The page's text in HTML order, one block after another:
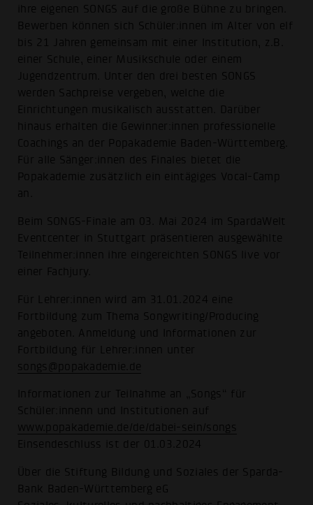
ihre eigenen SONGS auf die große Bühne zu bringen.
Bewerben können sich Schüler:innen im Alter von elf
bis 21 Jahren gemeinsam mit einer Institution, z.B.
einer Schule, einer Musikschule oder einem
Jugendzentrum. Unter den drei besten SONGS
werden Sachpreise vergeben, welche die
Einrichtungen musikalisch ausstatten. Darüber
hinaus erhalten die Gewinner:innen professionelle
Coachings an der Popakademie Baden-Württemberg.
Für alle Sänger:innen des Finales bietet die
Popakademie zusätzlich ein eintägiges Vocal-Camp
an.
Beim SONGS-Finale am 03. Mai 2024 im SpardaWelt
Eventcenter in Stuttgart präsentieren ausgewählte
Teilnehmer:innen ihre eingereichten SONGS live vor
einer Fachjury.
Für Lehrer:innen wird am 31.01.2024 eine
Fortbildung zum Thema Songwriting/Producing
angeboten. Anmeldung und Informationen zur
Fortbildung für Lehrer:innen unter
songs@popakademie.de
Informationen zur Teilnahme an „Songs“ für
Schüler:innenn und Institutionen auf
www.popakademie.de/de/dabei-sein/songs
Einsendeschluss ist der 01.03.2024
Über die Stiftung Bildung und Soziales der Sparda-
Bank Baden-Württemberg eG